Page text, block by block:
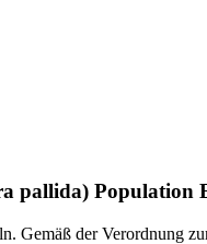
pallida) Population
Gemäß der Verordnung